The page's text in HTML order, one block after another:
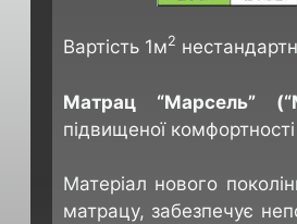
Вартість 1м2
Матрац “Марсель”
підвищеної
Матеріал нового
матрацу, забезпечує